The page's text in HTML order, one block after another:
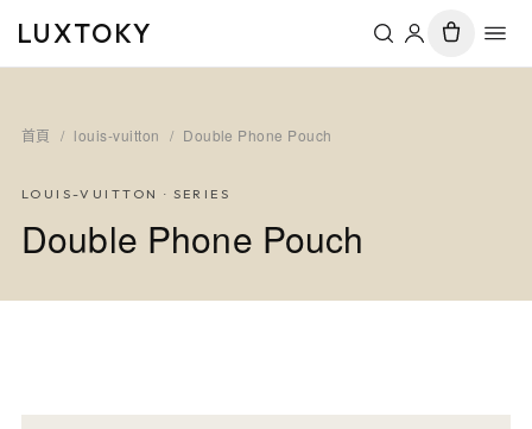
LUXTOKY
首頁 / louis-vuitton / Double Phone Pouch
LOUIS-VUITTON · SERIES
Double Phone Pouch